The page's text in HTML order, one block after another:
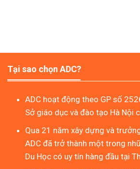
Tại sao chọn ADC?
ADC hoạt động theo GP số
Sở giáo dục và đào tạo Hà Nội
Qua 21 năm xây dựng và
ADC đã trở thành một trong
Du Học có uy tín hàng đầu tại